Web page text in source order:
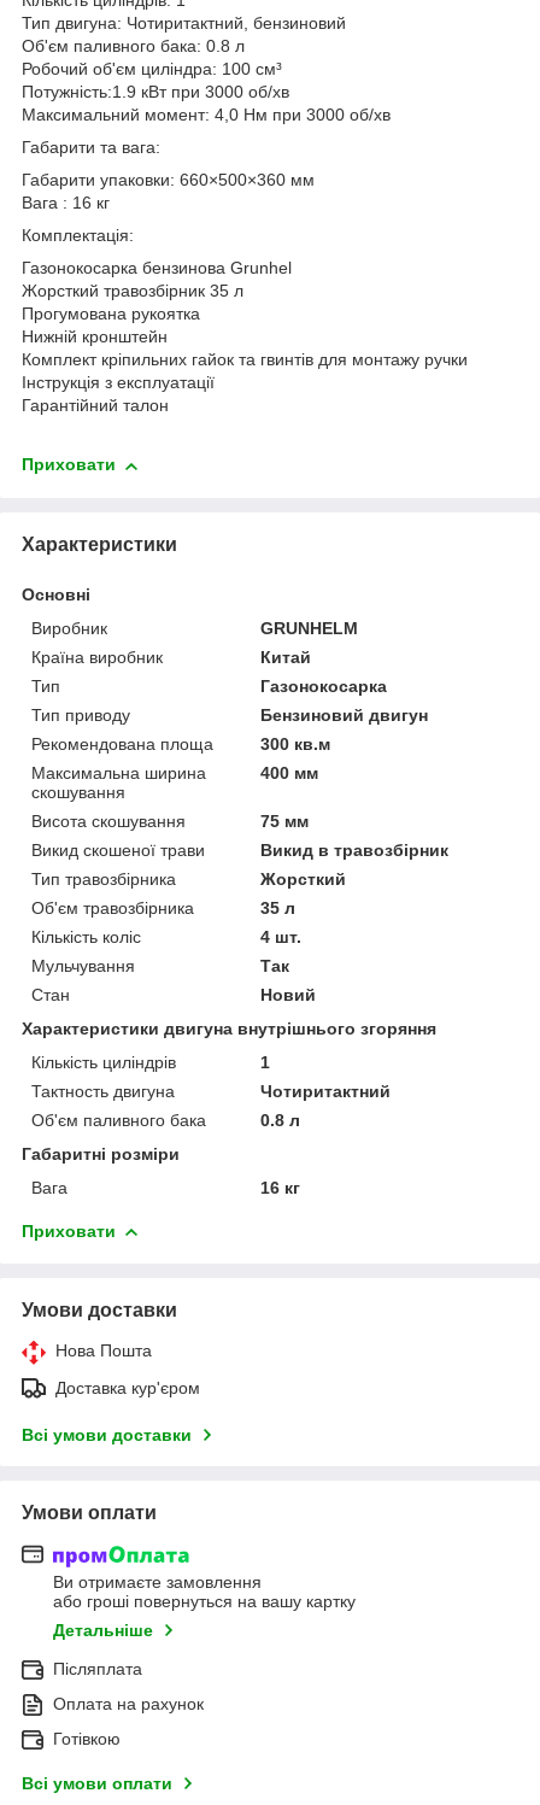
Тип двигуна: Чотиритактний, бензиновий
Об'єм паливного бака: 0.8 л
Робочий об'єм циліндра: 100 см³
Потужність:1.9 кВт при 3000 об/хв
Максимальний момент: 4,0 Нм при 3000 об/хв
Габарити та вага:
Габарити упаковки: 660×500×360 мм
Вага : 16 кг
Комплектація:
Газонокосарка бензинова Grunhel
Жорсткий травозбірник 35 л
Прогумована рукоятка
Нижній кронштейн
Комплект кріпильних гайок та гвинтів для монтажу ручки
Інструкція з експлуатації
Гарантійний талон
Приховати
Характеристики
Основні
Виробник
GRUNHELM
Країна виробник
Китай
Тип
Газонокосарка
Тип приводу
Бензиновий двигун
Рекомендована площа
300 кв.м
Максимальна ширина
скошування
400 мм
Висота скошування
75 мм
Викид скошеної трави
Викид в травозбірник
Тип травозбірника
Жорсткий
Об'єм травозбірника
35 л
Кількість коліс
4 шт.
Мульчування
Так
Стан
Новий
Характеристики двигуна внутрішнього згоряння
Кількість циліндрів
1
Тактность двигуна
Чотиритактний
Об'єм паливного бака
0.8 л
Габаритні розміри
Вага
16 кг
Приховати
Умови доставки
Нова Пошта
Доставка кур'єром
Всі умови доставки
Умови оплати
Ви отримаєте замовлення
або гроші повернуться на вашу картку
Детальніше
Післяплата
Оплата на рахунок
Готівкою
Всі умови оплати